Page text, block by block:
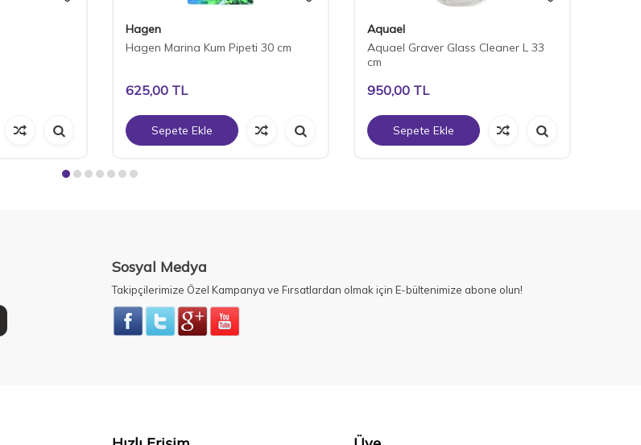
Hagen
Hagen Marina Kum Pipeti 30 cm
625,00 TL
Sepete Ekle
Aquael
Aquael Graver Glass Cleaner L 33
cm
950,00 TL
Sepete Ekle
Sosyal Medya
Takipçilerimize Özel Kampanya ve Fırsatlardan olmak için E-bültenimize abone olun!